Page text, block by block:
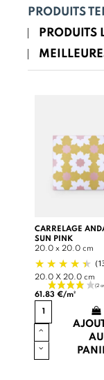
PRODUITS
PRODUITS
CARRELAGE
SUN PINK
20.0 x 20.0 cm
20.0 X 20.0 cm
61.83 €/m²
AU